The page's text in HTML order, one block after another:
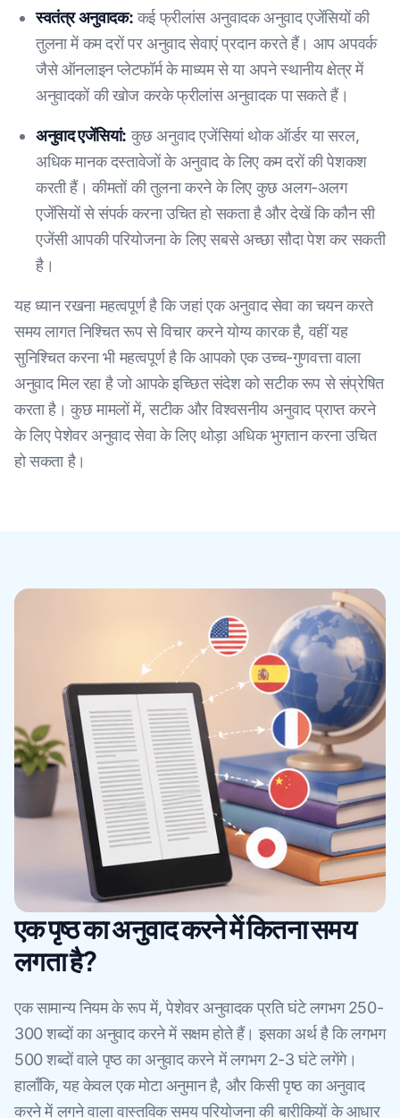
स्वतंत्र अनुवादक:कई फ्रीलांस अनुवादक अनुवाद एजेंसियों की
तुलना में कम दरों पर अनुवाद सेवाएं प्रदान करते हैं। आप अपवर्क
जैसे ऑनलाइन प्लेटफॉर्म के माध्यम से या अपने स्थानीय क्षेत्र में
अनुवादकों की खोज करके फ्रीलांस अनुवादक पा सकते हैं।
अनुवाद एजेंसियां: कुछ अनुवाद एजेंसियां थोक ऑर्डर या सरल,
अधिक मानक दस्तावेजों के अनुवाद के लिए कम दरों की पेशकश
करती हैं। कीमतों की तुलना करने के लिए कुछ अलग-अलग
एजेंसियों से संपर्क करना उचित हो सकता है और देखें कि कौन सी
एजेंसी आपकी परियोजना के लिए सबसे अच्छा सौदा पेश कर सकती
है।
यह ध्यान रखना महत्वपूर्ण है कि जहां एक अनुवाद सेवा का चयन करते
समय लागत निश्चित रूप से विचार करने योग्य कारक है, वहीं यह
सुनिश्चित करना भी महत्वपूर्ण है कि आपको एक उच्च-गुणवत्ता वाला
अनुवाद मिल रहा है जो आपके इच्छित संदेश को सटीक रूप से संप्रेषित
करता है। कुछ मामलों में, सटीक और विश्वसनीय अनुवाद प्राप्त करने
के लिए पेशेवर अनुवाद सेवा के लिए थोड़ा अधिक भुगतान करना उचित
हो सकता है।
एक पृष्ठ का अनुवाद करने में कितना समय
लगता है?
एक सामान्य नियम के रूप में, पेशेवर अनुवादक प्रति घंटे लगभग 250-
300 शब्दों का अनुवाद करने में सक्षम होते हैं। इसका अर्थ है कि लगभग
500 शब्दों वाले पृष्ठ का अनुवाद करने में लगभग 2-3 घंटे लगेंगे।
हालाँकि, यह केवल एक मोटा अनुमान है, और किसी पृष्ठ का अनुवाद
करने में लगने वाला वास्तविक समय परियोजना की बारीकियों के आधार